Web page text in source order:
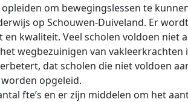
om bewegingslessen te
op Schouwen-Duiveland. Er
kwaliteit. Veel scholen voldoen
wegbezuinigen van
dat scholen die niet voldoen
opgeleid.
fte’s en er zijn middelen om het